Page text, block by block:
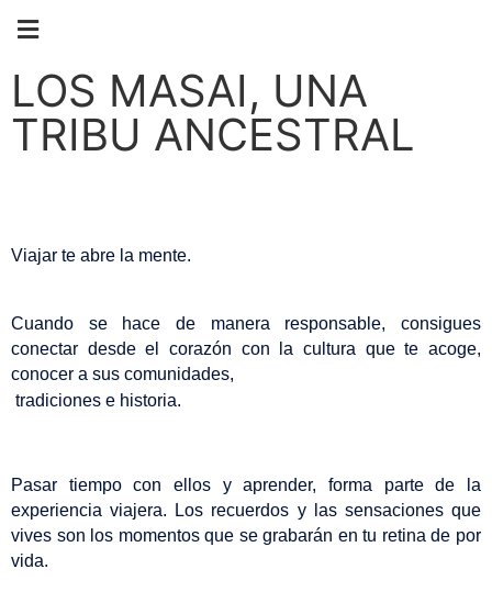
LOS MASAI, UNA
TRIBU ANCESTRAL
Viajar te abre la mente.
Cuando se hace de manera responsable, consigues
conectar desde el corazón con la cultura que te acoge,
conocer a sus comunidades,
tradiciones e historia.
Pasar tiempo con ellos y aprender, forma parte de la
experiencia viajera. Los recuerdos y las sensaciones que
vives son los momentos que se grabarán en tu retina de por
vida.